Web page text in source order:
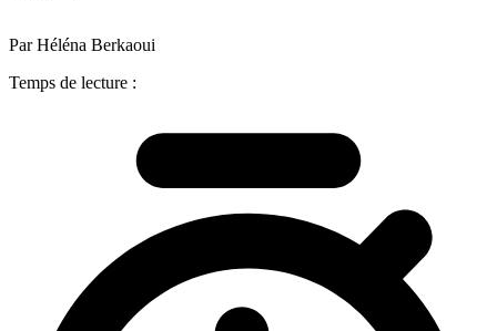
Par Héléna Berkaoui
Temps de lecture :